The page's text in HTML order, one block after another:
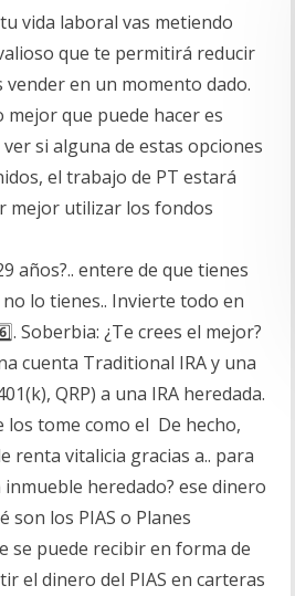
vida laboral vas metiendo
que te permitirá reducir
en un momento dado.
que puede hacer es
si alguna de estas opciones
el trabajo de PT estará
mejor utilizar los fondos
años?.. entere de que tienes
lo tienes.. Invierte todo en
Soberbia: ¿Te crees el mejor?
cuenta Traditional IRA y una
QRP) a una IRA heredada.
los tome como el De hecho,
renta vitalicia gracias a.. para
heredado? ese dinero
son los PIAS o Planes
se puede recibir en forma de
el dinero del PIAS en carteras